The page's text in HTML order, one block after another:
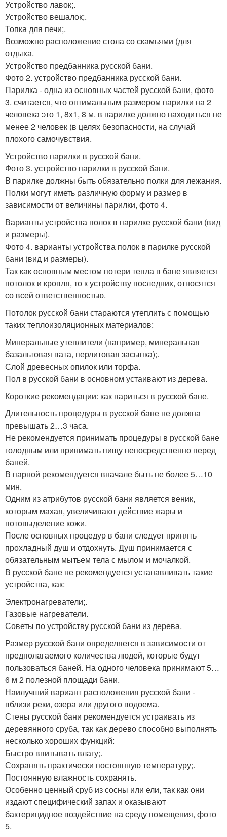
Устройство лавок;.
Устройство вешалок;.
Топка для печи;.
Возможно расположение стола со скамьями (для
отдыха.
Устройство предбанника русской бани.
Фото 2. устройство предбанника русской бани.
Парилка - одна из основных частей русской бани, фото
3. считается, что оптимальным размером парилки на 2
человека это 1, 8x1, 8 м. в парилке должно находиться не
менее 2 человек (в целях безопасности, на случай
плохого самочувствия.
Устройство парилки в русской бани.
Фото 3. устройство парилки в русской бани.
В парилке должны быть обязательно полки для лежания.
Полки могут иметь различную форму и размер в
зависимости от величины парилки, фото 4.
Варианты устройства полок в парилке русской бани (вид
и размеры).
Фото 4. варианты устройства полок в парилке русской
бани (вид и размеры).
Так как основным местом потери тепла в бане является
потолок и кровля, то к устройству последних, относятся
со всей ответственностью.
Потолок русской бани стараются утеплить с помощью
таких теплоизоляционных материалов:
Минеральные утеплители (например, минеральная
базальтовая вата, перлитовая засыпка);.
Слой древесных опилок или торфа.
Пол в русской бани в основном устаивают из дерева.
Короткие рекомендации: как париться в русской бане.
Длительность процедуры в русской бане не должна
превышать 2…3 часа.
Не рекомендуется принимать процедуры в русской бане
голодным или принимать пищу непосредственно перед
баней.
В парной рекомендуется вначале быть не более 5…10
мин.
Одним из атрибутов русской бани является веник,
которым махая, увеличивают действие жары и
потовыделение кожи.
После основных процедур в бани следует принять
прохладный душ и отдохнуть. Душ принимается с
обязательным мытьем тела с мылом и мочалкой.
В русской бане не рекомендуется устанавливать такие
устройства, как:
Электронагреватели;.
Газовые нагреватели.
Советы по устройству русской бани из дерева.
Размер русской бани определяется в зависимости от
предполагаемого количества людей, которые будут
пользоваться баней. На одного человека принимают 5…
6 м 2 полезной площади бани.
Наилучший вариант расположения русской бани -
вблизи реки, озера или другого водоема.
Стены русской бани рекомендуется устраивать из
деревянного сруба, так как дерево способно выполнять
несколько хороших функций:
Быстро впитывать влагу;.
Сохранять практически постоянную температуру;.
Постоянную влажность сохранять.
Особенно ценный сруб из сосны или ели, так как они
издают специфический запах и оказывают
бактерицидное воздействие на среду помещения, фото
5.